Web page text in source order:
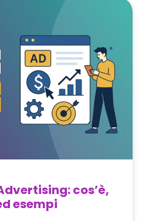
cos’è,
esempi